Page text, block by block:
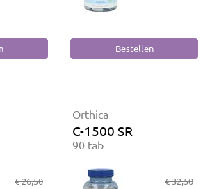
€ 26,50
Orthica
C-1500 SR
90 tab
€ 32,50